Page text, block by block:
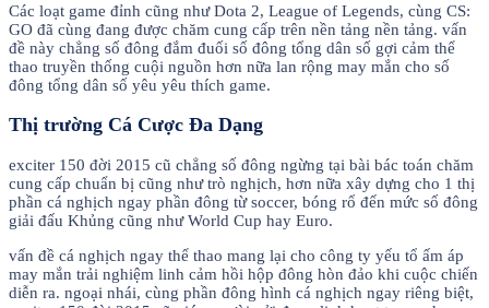
Các loạt game đỉnh cũng như Dota 2, League of Legends, cùng CS:
GO đã cùng đang được chăm cung cấp trên nền tảng nền tảng. vấn
đề này chẳng số đông đắm đuối số đông tổng dân số gợi cảm thể
thao truyền thống cuội nguồn hơn nữa lan rộng may mắn cho số
đông tổng dân số yêu yêu thích game.
Thị trường Cá Cược Đa Dạng
exciter 150 đời 2015 cũ chẳng số đông ngừng tại bài bác toán chăm
cung cấp chuẩn bị cũng như trò nghịch, hơn nữa xây dựng cho 1 thị
phần cá nghịch ngay phần đông từ soccer, bóng rổ đến mức số đông
giải đấu Khủng cũng như World Cup hay Euro.
vấn đề cá nghịch ngay thể thao mang lại cho công ty yếu tổ ấm áp
may mắn trải nghiệm linh cảm hồi hộp đông hòn đảo khi cuộc chiến
diễn ra. ngoại nhái, cùng phần đông hình cá nghịch ngay riêng biệt,